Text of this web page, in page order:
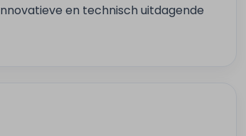
en technisch uitdagende